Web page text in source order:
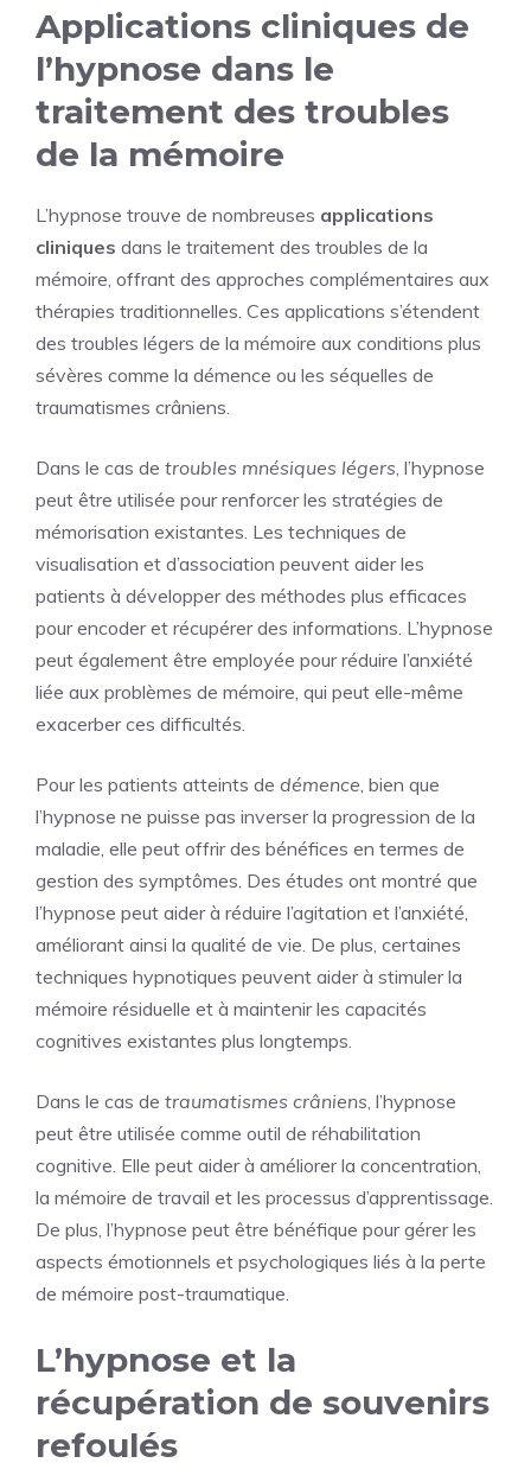
Applications cliniques de
l’hypnose dans le
traitement des troubles
de la mémoire
L’hypnose trouve de nombreuses applications
cliniques dans le traitement des troubles de la
mémoire, offrant des approches complémentaires aux
thérapies traditionnelles. Ces applications s’étendent
des troubles légers de la mémoire aux conditions plus
sévères comme la démence ou les séquelles de
traumatismes crâniens.
Dans le cas de troubles mnésiques légers, l’hypnose
peut être utilisée pour renforcer les stratégies de
mémorisation existantes. Les techniques de
visualisation et d’association peuvent aider les
patients à développer des méthodes plus efficaces
pour encoder et récupérer des informations. L’hypnose
peut également être employée pour réduire l’anxiété
liée aux problèmes de mémoire, qui peut elle-même
exacerber ces difficultés.
Pour les patients atteints de démence, bien que
l’hypnose ne puisse pas inverser la progression de la
maladie, elle peut offrir des bénéfices en termes de
gestion des symptômes. Des études ont montré que
l’hypnose peut aider à réduire l’agitation et l’anxiété,
améliorant ainsi la qualité de vie. De plus, certaines
techniques hypnotiques peuvent aider à stimuler la
mémoire résiduelle et à maintenir les capacités
cognitives existantes plus longtemps.
Dans le cas de traumatismes crâniens, l’hypnose
peut être utilisée comme outil de réhabilitation
cognitive. Elle peut aider à améliorer la concentration,
la mémoire de travail et les processus d’apprentissage.
De plus, l’hypnose peut être bénéfique pour gérer les
aspects émotionnels et psychologiques liés à la perte
de mémoire post-traumatique.
L’hypnose et la
récupération de souvenirs
refoulés